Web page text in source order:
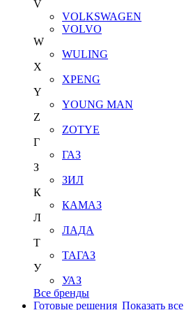
V
VOLKSWAGEN
VOLVO
W
WULING
X
XPENG
Y
YOUNG MAN
Z
ZOTYE
Г
ГАЗ
З
ЗИЛ
К
КАМАЗ
Л
ЛАДА
Т
ТАГАЗ
У
УАЗ
Все бренды
Готовые решения Показать все